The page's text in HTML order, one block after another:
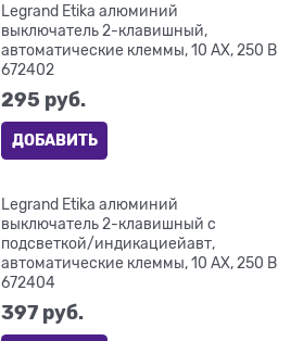
Legrand Etika алюминий
выключатель 2-клавишный,
автоматические клеммы, 10 AX, 250 В
672402
295 руб.
ДОБАВИТЬ
Legrand Etika алюминий
выключатель 2-клавишный с
подсветкой/индикациейавт,
автоматические клеммы, 10 AX, 250 В
672404
397 руб.